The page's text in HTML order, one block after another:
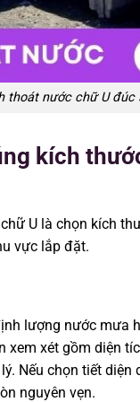
thoát nước chữ U đúc
kích
U là chọn kích
vực lắp đặt.
lượng nước mưa
xét gồm diện
Nếu chọn tiết
nguyên vẹn.